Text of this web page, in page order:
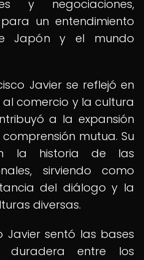
y negociaciones,
un entendimiento
Japón y el mundo
Javier se reflejó en
comercio y la cultura
a la expansión
mutua. Su
la historia de las
sirviendo como
del diálogo y la
diversas.
Javier sentó las bases
duradera entre los